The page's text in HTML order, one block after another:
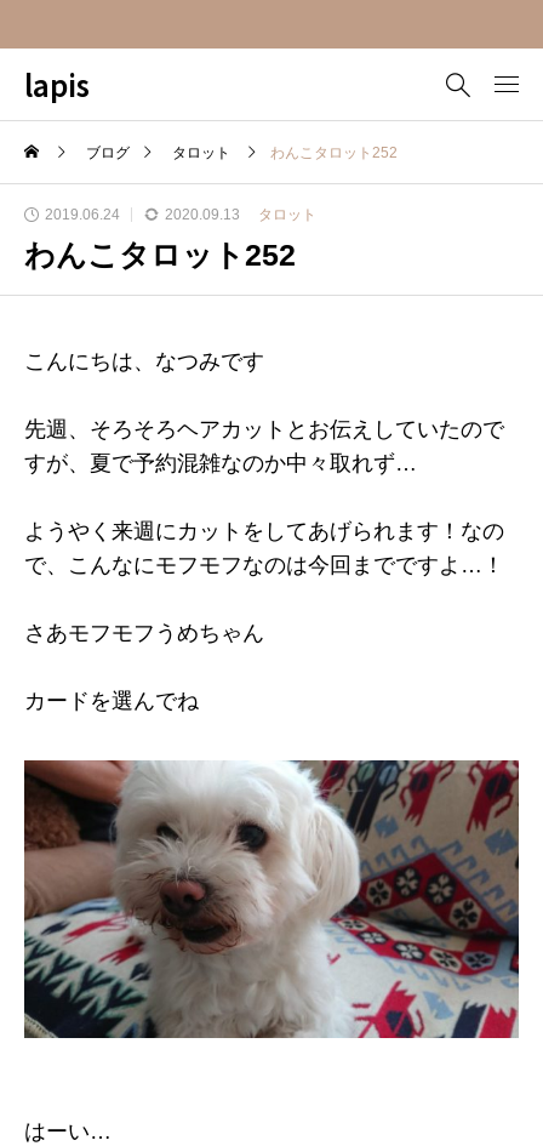
lapis
ブログ タロット わんこタロット252
2019.06.24 2020.09.13 タロット
わんこタロット252
こんにちは、なつみです
先週、そろそろヘアカットとお伝えしていたので
すが、夏で予約混雑なのか中々取れず…
ようやく来週にカットをしてあげられます！なの
で、こんなにモフモフなのは今回までですよ…！
さあモフモフうめちゃん
カードを選んでね
はーい…